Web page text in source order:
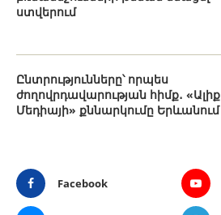
ստվերում
Ընտրությունները՝ որպես
ժողովրդավարության հիմք․ «Ալիք
Մեդիայի» քննարկումը Երևանում
Facebook